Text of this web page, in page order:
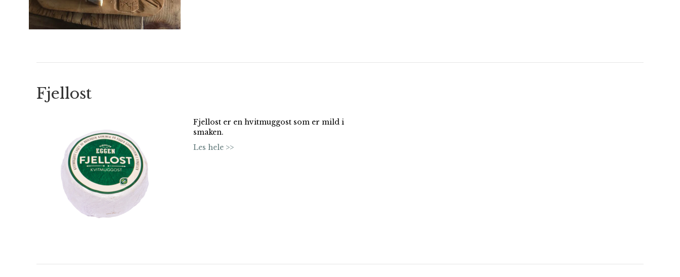
Fjellost
Fjellost er en hvitmuggost som er mild i
smaken.
Les hele >>